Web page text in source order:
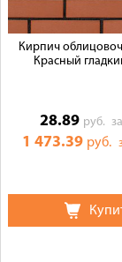
Кирпич
Красный
28.89 руб.
1 473.39 руб.